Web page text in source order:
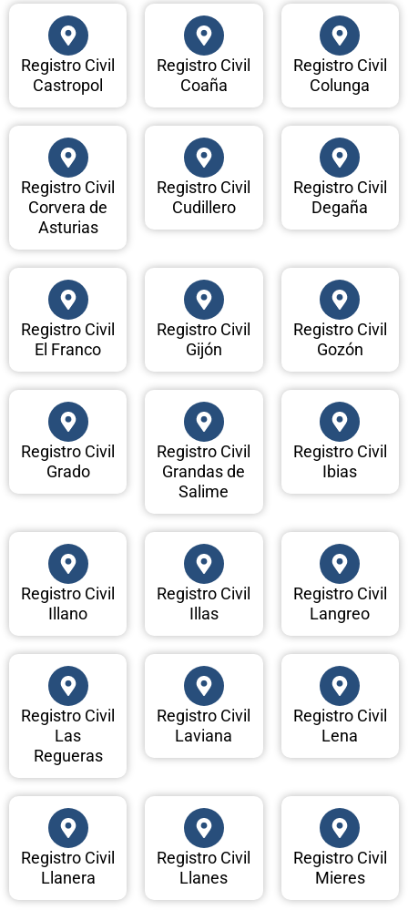
Registro Civil
Castropol
Registro Civil
Coaña
Registro Civil
Colunga
Registro Civil
Corvera de
Asturias
Registro Civil
Cudillero
Registro Civil
Degaña
Registro Civil
El Franco
Registro Civil
Gijón
Registro Civil
Gozón
Registro Civil
Grado
Registro Civil
Grandas de
Salime
Registro Civil
Ibias
Registro Civil
Illano
Registro Civil
Illas
Registro Civil
Langreo
Registro Civil
Las
Regueras
Registro Civil
Laviana
Registro Civil
Lena
Registro Civil
Llanera
Registro Civil
Llanes
Registro Civil
Mieres